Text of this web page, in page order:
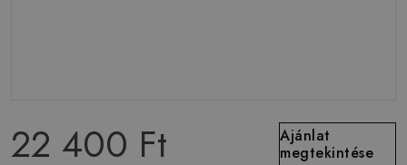
22 400 Ft
Ajánlat
megtekintése